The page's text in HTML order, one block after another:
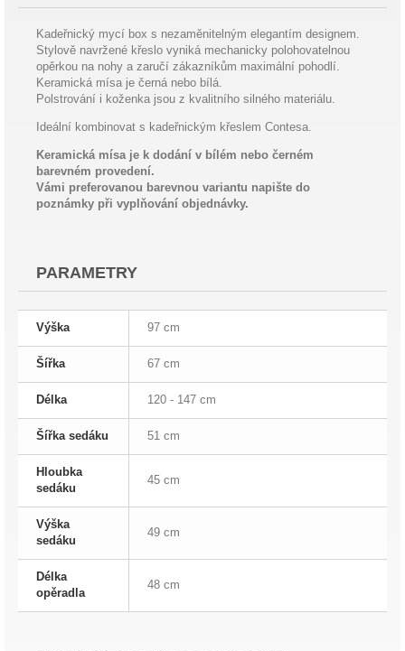
Kadeřnický mycí box s nezaměnitelným elegantím designem.
Stylově navržené křeslo vyniká mechanicky polohovatelnou
opěrkou na nohy a zaručí zákazníkům maximální pohodlí.
Keramická mísa je černá nebo bílá.
Polstrování i koženka jsou z kvalitního silného materiálu.
Ideální kombinovat s kadeřnickým křeslem Contesa.
Keramická mísa je k dodání v bílém nebo černém
barevném provedení.
Vámi preferovanou barevnou variantu napište do
poznámky při vyplňování objednávky.
PARAMETRY
Výška 97 cm
Šířka 67 cm
Délka 120 - 147 cm
Šířka sedáku 51 cm
Hloubka
sedáku
45 cm
Výška
sedáku
49 cm
Délka
opěradla
48 cm